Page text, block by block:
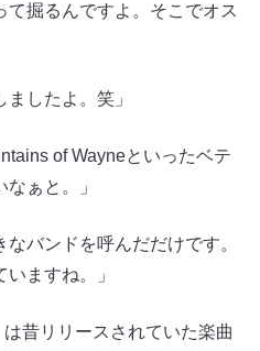
掘るんですよ。そこでオス
したよ。笑」
of Wayneといったベテ
ぁと。」
バンドを呼んだだけです。
ますね。」
昔リリースされていた楽曲